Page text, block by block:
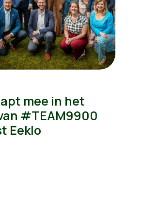
mee in het
#TEAM9900
Eeklo